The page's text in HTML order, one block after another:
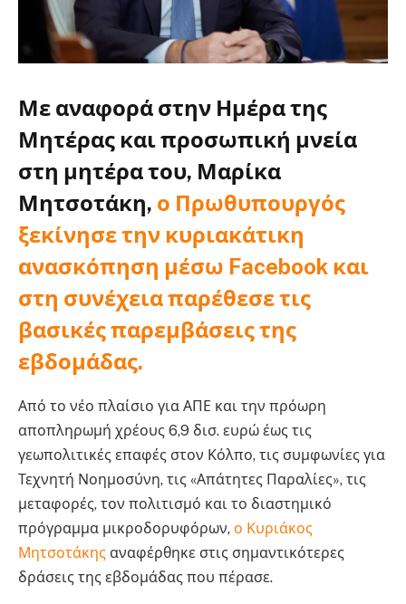
Με αναφορά στην Ημέρα της
Μητέρας και προσωπική μνεία
στη μητέρα του, Μαρίκα
Μητσοτάκη, ο Πρωθυπουργός
ξεκίνησε την κυριακάτικη
ανασκόπηση μέσω Facebook και
στη συνέχεια παρέθεσε τις
βασικές παρεμβάσεις της
εβδομάδας.
Από το νέο πλαίσιο για ΑΠΕ και την πρόωρη
αποπληρωμή χρέους 6,9 δισ. ευρώ έως τις
γεωπολιτικές επαφές στον Κόλπο, τις συμφωνίες για
Τεχνητή Νοημοσύνη, τις «Απάτητες Παραλίες», τις
μεταφορές, τον πολιτισμό και το διαστημικό
πρόγραμμα μικροδορυφόρων, ο Κυριάκος
Μητσοτάκης αναφέρθηκε στις σημαντικότερες
δράσεις της εβδομάδας που πέρασε.